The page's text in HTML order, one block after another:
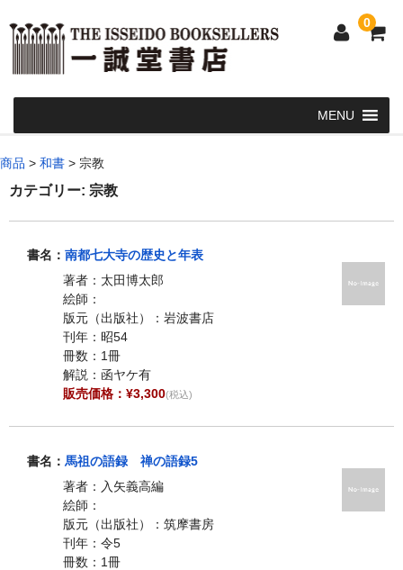
0
和 書
洋 書
和本・浮世絵・古地図
カート
発送・支払い方法
お問い合せ
商品 > 和書 > 宗教
カテゴリー: 宗教
書名： 南都七大寺の歴史と年表
著者：太田博太郎
絵師：
版元（出版社）：岩波書店
刊年：昭54
冊数：1冊
解説：函ヤケ有
販売価格：¥3,300(税込)
書名： 馬祖の語録 禅の語録5
著者：入矢義高編
絵師：
版元（出版社）：筑摩書房
刊年：令5
冊数：1冊